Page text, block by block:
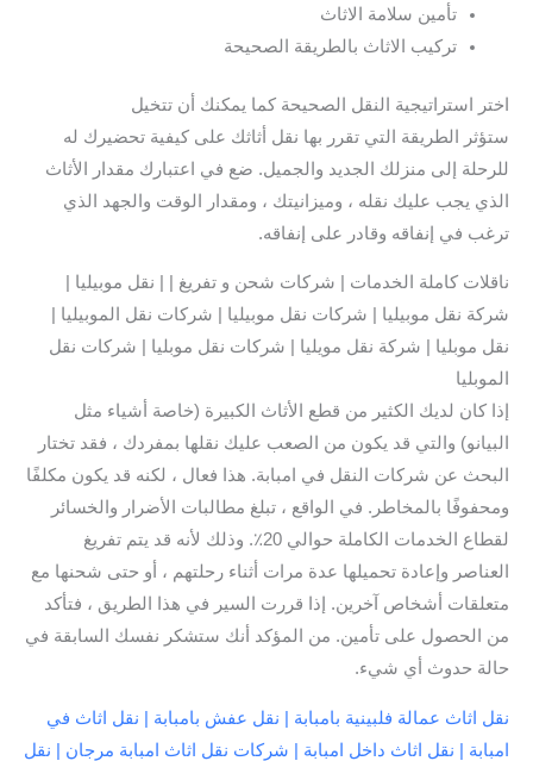
تأمين سلامة الاثاث
تركيب الاثاث بالطريقة الصحيحة
اختر استراتيجية النقل الصحيحة كما يمكنك أن تتخيل
ستؤثر الطريقة التي تقرر بها نقل أثاثك على كيفية تحضيرك له
للرحلة إلى منزلك الجديد والجميل. ضع في اعتبارك مقدار الأثاث
الذي يجب عليك نقله ، وميزانيتك ، ومقدار الوقت والجهد الذي
ترغب في إنفاقه وقادر على إنفاقه.
ناقلات كاملة الخدمات | شركات شحن و تفريغ | | نقل موبيليا |
شركة نقل موبيليا | شركات نقل موبيليا | شركات نقل الموبيليا |
نقل موبليا | شركة نقل مويليا | شركات نقل موبليا | شركات نقل
الموبليا
إذا كان لديك الكثير من قطع الأثاث الكبيرة (خاصة أشياء مثل
البيانو) والتي قد يكون من الصعب عليك نقلها بمفردك ، فقد تختار
البحث عن شركات النقل في امبابة. هذا فعال ، لكنه قد يكون مكلفًا
ومحفوفًا بالمخاطر. في الواقع ، تبلغ مطالبات الأضرار والخسائر
لقطاع الخدمات الكاملة حوالي 20٪. وذلك لأنه قد يتم تفريغ
العناصر وإعادة تحميلها عدة مرات أثناء رحلتهم ، أو حتى شحنها مع
متعلقات أشخاص آخرين. إذا قررت السير في هذا الطريق ، فتأكد
من الحصول على تأمين. من المؤكد أنك ستشكر نفسك السابقة في
حالة حدوث أي شيء.
نقل اثاث عمالة فلبينية بامبابة | نقل عفش بامبابة | نقل اثاث في
امبابة | نقل اثاث داخل امبابة | شركات نقل اثاث امبابة مرجان | نقل